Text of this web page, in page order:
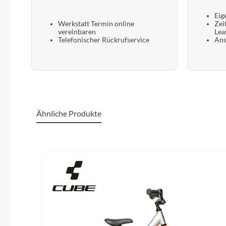
Werkstatt Termin online
vereinbaren
Telefonischer Rückrufservice
Ähnliche Produkte